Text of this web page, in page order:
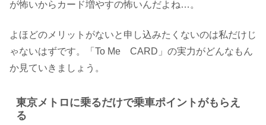
が怖いからカード増やすの怖いんだよね…。
よほどのメリットがないと申し込みたくないのは私だけじ
ゃないはずです。「To Me CARD」の実力がどんなもん
か見ていきましょう。
東京メトロに乗るだけで乗車ポイントがもらえ
る